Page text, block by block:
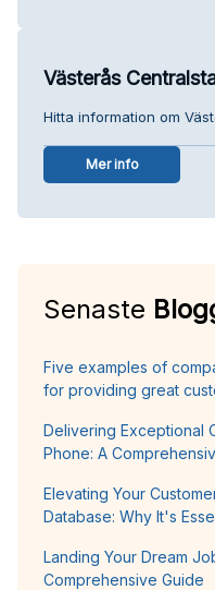
Västerås
Hitta information om
Mer info
Senaste
Five examples of
for providing great
Delivering Exceptional
Phone: A
Elevating Your
Database: Why It's
Landing Your Dream
Comprehensive Guide